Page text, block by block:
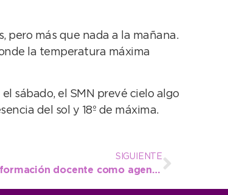
pero más que nada a la mañana.
la temperatura máxima
sábado, el SMN prevé cielo algo
del sol y 18º de máxima.
SIGUIENTE
Trabajan el atletismo escolar y la formación docente como agentes multiplicadores